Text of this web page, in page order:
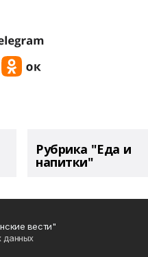
Рубрика "Еда и
напитки"
вести"
данных